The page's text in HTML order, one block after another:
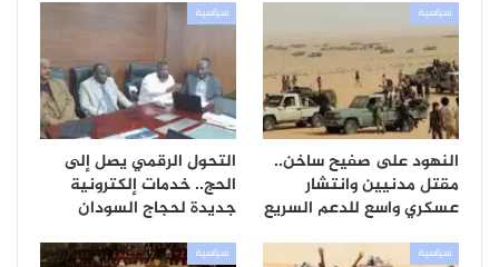
سياسية
النهود على صفيح ساخن..
مقتل مدنيين وانتشار
عسكري واسع للدعم السريع
سياسية
التحول الرقمي يصل إلى
الحج.. خدمات إلكترونية
جديدة لحجاج السودان
سياسية سياسية